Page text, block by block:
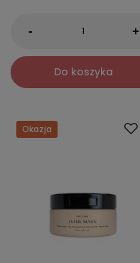
- +
Do koszyka
Okazja